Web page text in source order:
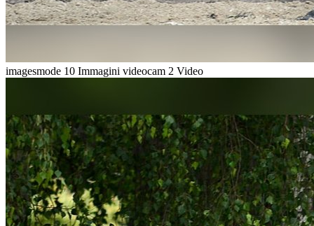
imagesmode 10 Immagini videocam 2 Video